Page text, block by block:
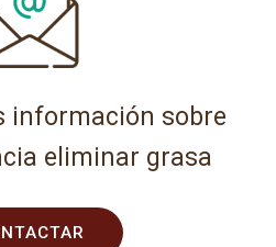
información sobre
eliminar grasa